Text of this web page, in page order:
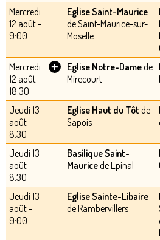
Mercredi
12 août -
9:00
Eglise Saint-Maurice
de Saint-Maurice-sur-
Moselle
Mercredi
12 août -
18:30
+ Eglise Notre-Damede
Mirecourt
Jeudi 13
août -
8:30
Eglise Haut du Tôt de
Sapois
Jeudi 13
août -
8:30
Basilique Saint-
Mauricede Epinal
Jeudi 13
août -
9:00
Eglise Sainte-Libaire
de Rambervillers